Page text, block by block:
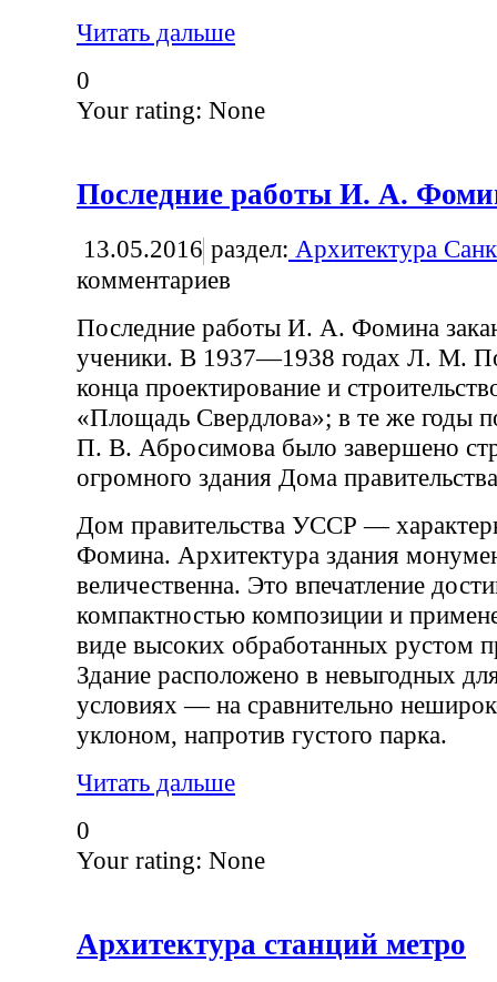
Читать дальше
0
Your rating: None
Последние работы И. А.
13.05.2016 раздел: Архитектура
комментариев
Последние работы И. А. Фомина
ученики. В 1937—1938 годах Л. М.
конца проектирование и
«Площадь Свердлова»; в те же годы
П. В. Абросимова было завершено
огромного здания Дома
Дом правительства УССР —
Фомина. Архитектура здания
величественна. Это впечатление
компактностью композиции и
виде высоких обработанных рустом
Здание расположено в невыгодных
условиях — на сравнительно
уклоном, напротив густого парка.
Читать дальше
0
Your rating: None
Архитектура станций метро